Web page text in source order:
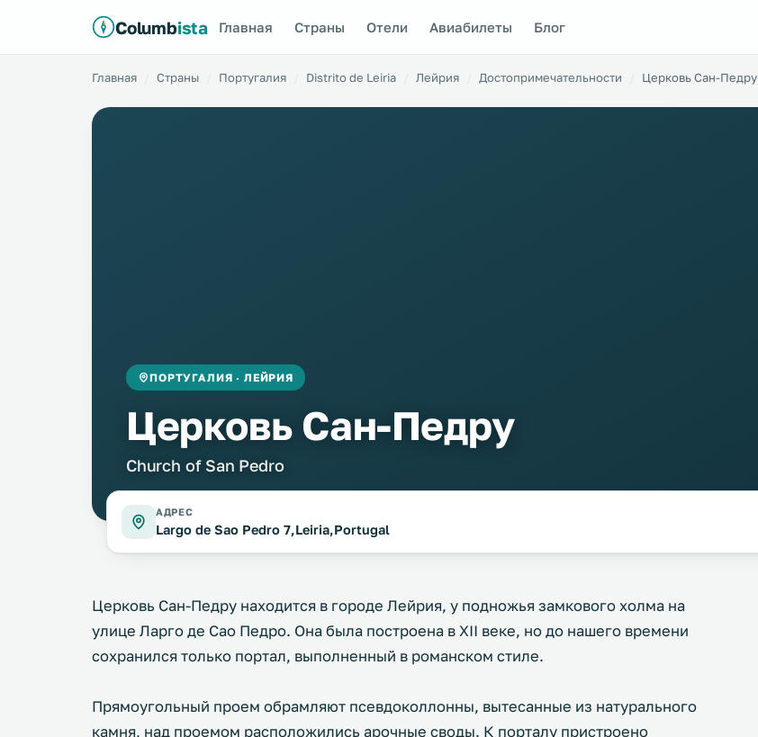
Columbista Главная Страны Отели Авиабилеты Блог
Главная Страны Португалия Distrito de Leiria Лейрия Достопримечательности Церковь Сан-Педру
ПОРТУГАЛИЯ · ЛЕЙРИЯ
Церковь Сан-Педру
Church of San Pedro
АДРЕС
Largo de Sao Pedro 7,Leiria,Portugal
Церковь Сан-Педру находится в городе Лейрия, у подножья замкового холма на
улице Ларго де Сао Педро. Она была построена в XII веке, но до нашего времени
сохранился только портал, выполненный в романском стиле.
Прямоугольный проем обрамляют псевдоколлонны, вытесанные из натурального
камня, над проемом расположились арочные своды. К порталу пристроено